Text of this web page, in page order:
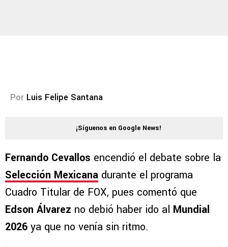
Por Luis Felipe Santana
¡Síguenos en Google News!
Fernando Cevallos encendió el debate sobre la
Selección Mexicana durante el programa
Cuadro Titular de FOX, pues comentó que
Edson Álvarez no debió haber ido al Mundial
2026 ya que no venía sin ritmo.